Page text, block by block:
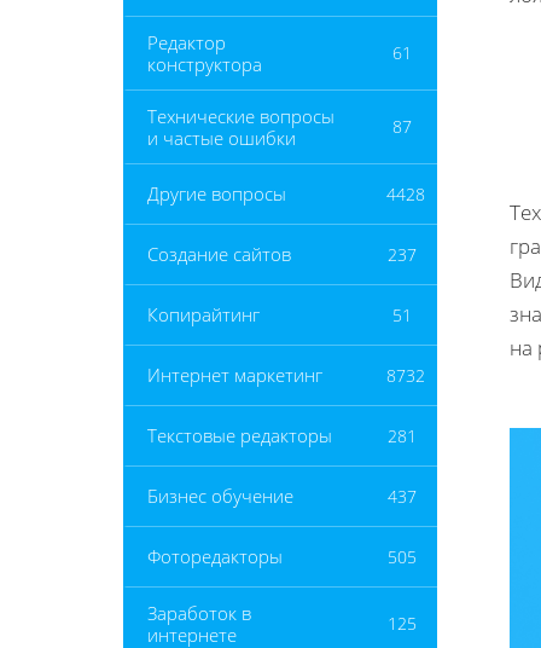
Редактор
конструктора
61
Технические вопросы
и частые ошибки
87
Другие вопросы 4428
Создание сайтов 237
Копирайтинг 51
Интернет маркетинг 8732
Текстовые редакторы 281
Бизнес обучение 437
Фоторедакторы 505
Заработок в
интернете
125
на